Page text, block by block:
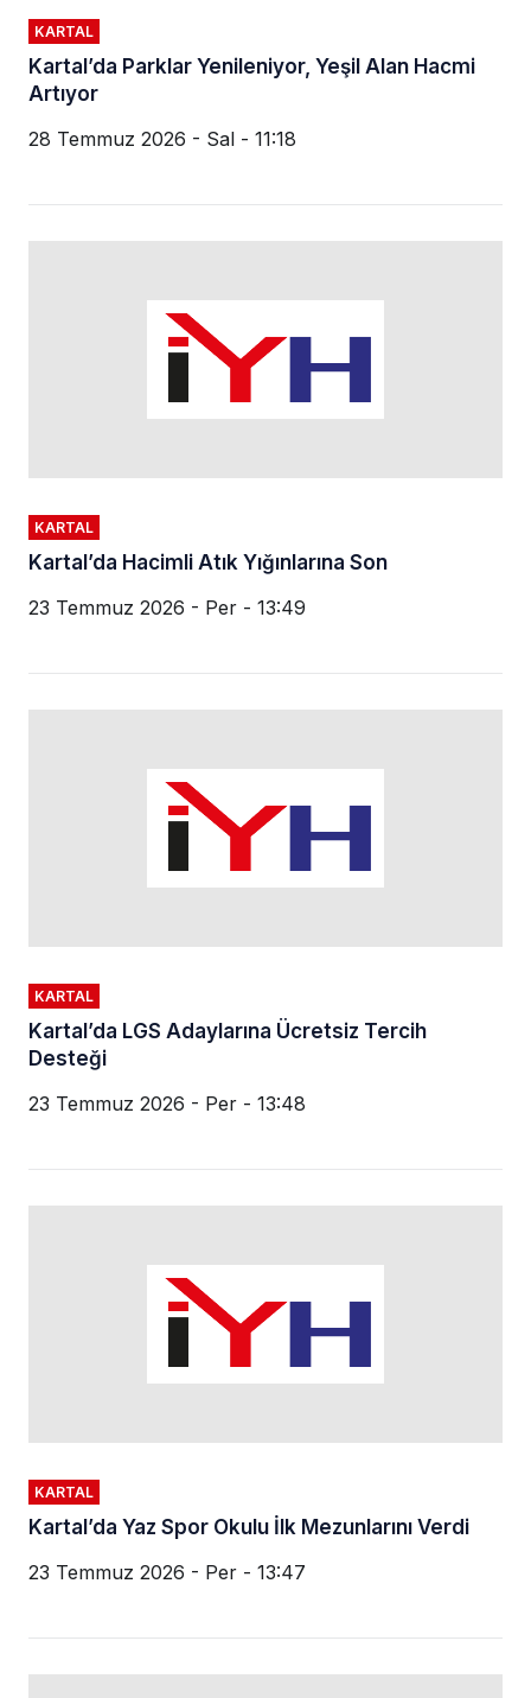
KARTAL
Kartal’da Parklar Yenileniyor, Yeşil Alan Hacmi
Artıyor
28 Temmuz 2026 - Sal - 11:18
KARTAL
Kartal’da Hacimli Atık Yığınlarına Son
23 Temmuz 2026 - Per - 13:49
KARTAL
Kartal’da LGS Adaylarına Ücretsiz Tercih
Desteği
23 Temmuz 2026 - Per - 13:48
KARTAL
Kartal’da Yaz Spor Okulu İlk Mezunlarını Verdi
23 Temmuz 2026 - Per - 13:47